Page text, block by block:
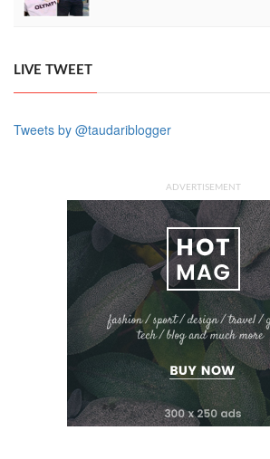
LIVE TWEET
Tweets by @taudariblogger
ADVERTISEMENT